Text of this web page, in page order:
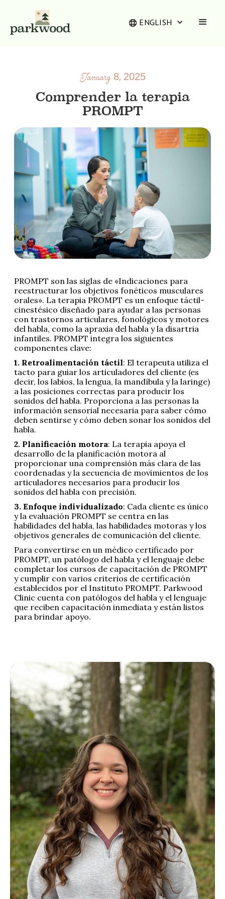
ENGLISH
January 8, 2025
Comprender la terapia
PROMPT
PROMPT son las siglas de «Indicaciones para
reestructurar los objetivos fonéticos musculares
orales». La terapia PROMPT es un enfoque táctil-
cinestésico diseñado para ayudar a las personas
con trastornos articulares, fonológicos y motores
del habla, como la apraxia del habla y la disartria
infantiles. PROMPT integra los siguientes
componentes clave:
1. Retroalimentación táctil: El terapeuta utiliza el
tacto para guiar los articuladores del cliente (es
decir, los labios, la lengua, la mandíbula y la laringe)
a las posiciones correctas para producir los
sonidos del habla. Proporciona a las personas la
información sensorial necesaria para saber cómo
deben sentirse y cómo deben sonar los sonidos del
habla.
2. Planificación motora: La terapia apoya el
desarrollo de la planificación motora al
proporcionar una comprensión más clara de las
coordenadas y la secuencia de movimientos de los
articuladores necesarios para producir los
sonidos del habla con precisión.
3. Enfoque individualizado: Cada cliente es único
y la evaluación PROMPT se centra en las
habilidades del habla, las habilidades motoras y los
objetivos generales de comunicación del cliente.
Para convertirse en un médico certificado por
PROMPT, un patólogo del habla y el lenguaje debe
completar los cursos de capacitación de PROMPT
y cumplir con varios criterios de certificación
establecidos por el Instituto PROMPT. Parkwood
Clinic cuenta con patólogos del habla y el lenguaje
que reciben capacitación inmediata y están listos
para brindar apoyo.